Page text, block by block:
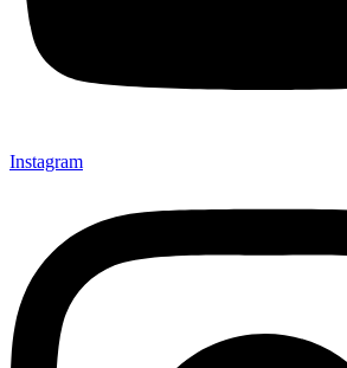
Instagram